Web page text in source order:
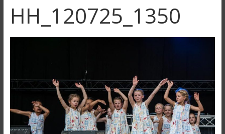
HH_120725_1350